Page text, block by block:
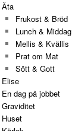
Äta
Frukost & Bröd
Lunch & Middag
Mellis & Kvällis
Prat om Mat
Sött & Gott
Elise
En dag på jobbet
Graviditet
Huset